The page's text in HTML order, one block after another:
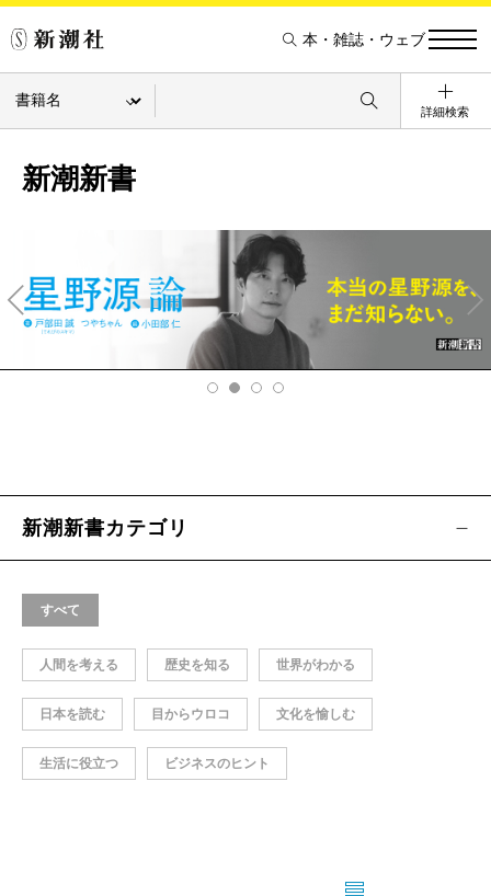
本・雑誌・ウェブ
詳細検索
新潮新書
v
Ne
xt
新潮新書カテゴリ
すべて
人間を考える 歴史を知る 世界がわかる
日本を読む 目からウロコ 文化を愉しむ
生活に役立つ ビジネスのヒント